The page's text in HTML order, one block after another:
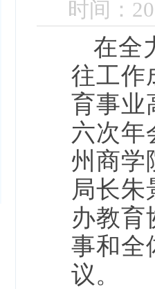
时间：
在全
往工作
育事业
六次年
州商学
局长朱
办教育
事和全
议。